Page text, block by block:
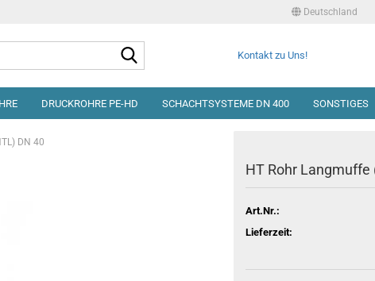
Deutschland
Kontakt zu Uns!
DRUCKROHRE PE-HD SCHACHTSYSTEME DN 400 SONSTIGES
DN 40
HT Rohr Langmuffe
Art.Nr.:
Lieferzeit: